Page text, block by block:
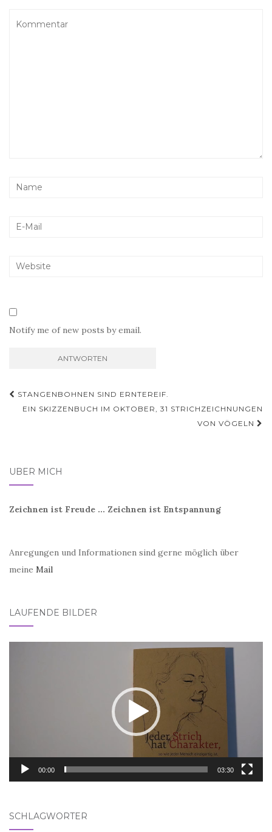
Notify me of new posts by email.
Beitragsnavigation
STANGENBOHNEN SIND ERNTEREIF.
EIN SKIZZENBUCH IM OKTOBER, 31 STRICHZEICHNUNGEN
VON VÖGELN
ÜBER MICH
Zeichnen ist Freude ... Zeichnen ist Entspannung
Anregungen und Informationen sind gerne möglich über
meine Mail
LAUFENDE BILDER
00:00 03:30
SCHLAGWÖRTER